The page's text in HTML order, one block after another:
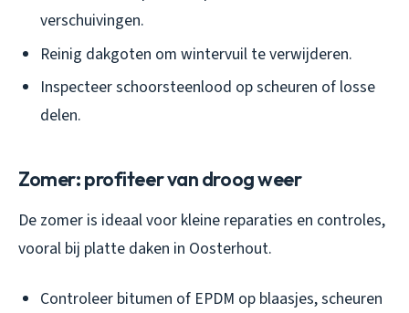
verschuivingen.
Reinig dakgoten om wintervuil te verwijderen.
Inspecteer schoorsteenlood op scheuren of losse
delen.
Zomer: profiteer van droog weer
De zomer is ideaal voor kleine reparaties en controles,
vooral bij platte daken in Oosterhout.
Controleer bitumen of EPDM op blaasjes, scheuren